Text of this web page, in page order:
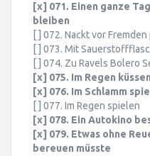
[x] 071. Einen ganze
bleiben
[ ] 072. Nackt vor
[ ] 073. Mit
[ ] 074. Zu Ravels Bolero
[x] 075. Im Regen küssen
[x] 076. Im Schlamm
[ ] 077. Im Regen spielen
[x] 078. Ein Autokino
[x] 079. Etwas ohne
bereuen müsste